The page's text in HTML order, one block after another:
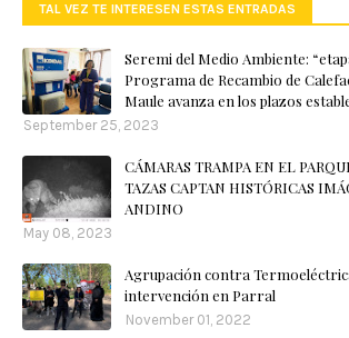
TAL VEZ TE INTERESEN ESTAS ENTRADAS
Seremi del Medio Ambiente:
Programa de Recambio de
Maule avanza en los plazos
September 25, 2023
CÁMARAS TRAMPA EN EL
TAZAS CAPTAN HISTÓRICAS
ANDINO
May 08, 2023
Agrupación contra
intervención en Parral
November 01, 2022